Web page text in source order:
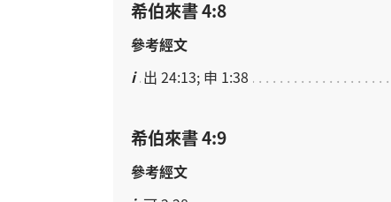
希伯來書 4:8
參考經文
i 出 24:13; 申 1:38
希伯來書 4:9
參考經文